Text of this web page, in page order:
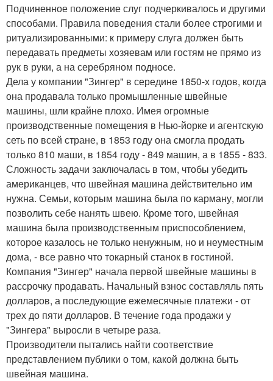
Подчиненное положение слуг подчеркивалось и другими
способами. Правила поведения стали более строгими и
ритуализированными: к примеру слуга должен быть
передавать предметы хозяевам или гостям не прямо из
рук в руки, а на серебряном подносе.
Дела у компании "Зингер" в середине 1850-х годов, когда
она продавала только промышленные швейные
машины, шли крайне плохо. Имея огромные
производственные помещения в Нью-йорке и агентскую
сеть по всей стране, в 1853 году она смогла продать
только 810 маши, в 1854 году - 849 машин, а в 1855 - 833.
Сложность задачи заключалась в том, чтобы убедить
американцев, что швейная машина действительно им
нужна. Семьи, которым машина была по карману, могли
позволить себе нанять швею. Кроме того, швейная
машина была производственным приспособлением,
которое казалось не только ненужным, но и неуместным
дома, - все равно что токарный станок в гостиной.
Компания "Зингер" начала первой швейные машины в
рассрочку продавать. Начальный взнос составляль пять
долларов, а последующие ежемесячные платежи - от
трех до пяти долларов. В течение года продажи у
"Зингера" выросли в четыре раза.
Производители пытались найти соответствие
представлением публики о том, какой должна быть
швейная машина.